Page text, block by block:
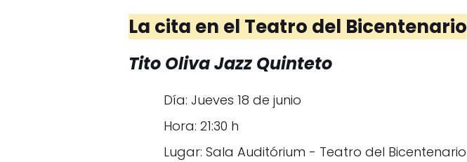
La cita en el Teatro del Bicentenario
Tito Oliva Jazz Quinteto
Día: Jueves 18 de junio
Hora: 21:30 h
Lugar: Sala Auditórium - Teatro del Bicentenario